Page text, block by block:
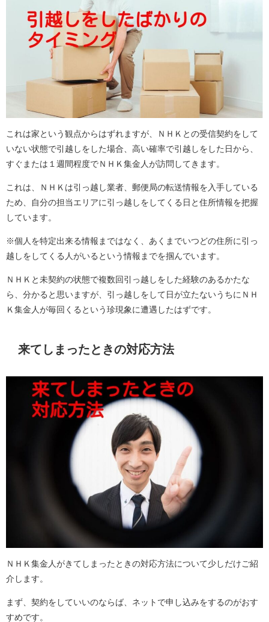
これは家という観点からはずれますが、ＮＨＫとの受信契約をして
いない状態で引越しをした場合、高い確率で引越しをした日から、
すぐまたは１週間程度でＮＨＫ集金人が訪問してきます。
これは、ＮＨＫは引っ越し業者、郵便局の転送情報を入手している
ため、自分の担当エリアに引っ越しをしてくる日と住所情報を把握
しています。
※個人を特定出来る情報まではなく、あくまでいつどの住所に引っ
越しをしてくる人がいるという情報までを掴んでいます。
ＮＨＫと未契約の状態で複数回引っ越しをした経験のあるかたな
ら、分かると思いますが、引っ越しをして日が立たないうちにＮＨ
Ｋ集金人が毎回くるという珍現象に遭遇したはずです。
来てしまったときの対応方法
ＮＨＫ集金人がきてしまったときの対応方法について少しだけご紹
介します。
まず、契約をしていいのならば、ネットで申し込みをするのがおす
すめです。